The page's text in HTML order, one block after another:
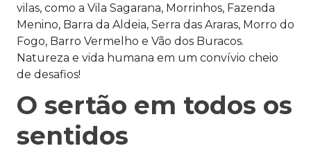
vilas, como a Vila Sagarana, Morrinhos, Fazenda
Menino, Barra da Aldeia, Serra das Araras, Morro do
Fogo, Barro Vermelho e Vão dos Buracos.
Natureza e vida humana em um convívio cheio
de desafios!
O sertão em todos os
sentidos